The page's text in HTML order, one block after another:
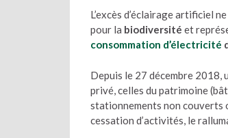
L’excès d’éclairage artificiel
pour la biodiversité et
consommation d’électricité
Depuis le 27 décembre 2018,
privé, celles du patrimoine
stationnements non couverts
cessation d’activités, le